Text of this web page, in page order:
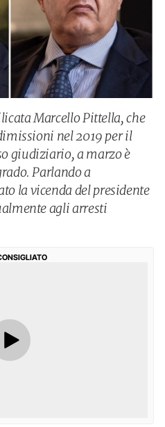
Marcello Pittella, che
nel 2019 per il
giudiziario, a marzo è
Parlando a
la vicenda del presidente
agli arresti